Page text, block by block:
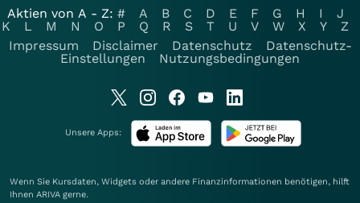
Aktien von A - Z: # A B C D E F G H I
J
K
L M N O P Q R S T U V W X Y
Z
Impressum
Disclaimer Datenschutz
Datenschutz-
Einstellungen
Nutzungsbedingungen
Unsere Apps:
Wenn Sie Kursdaten, Widgets oder andere Finanzinformationen benötigen, hilft
Ihnen ARIVA gerne.